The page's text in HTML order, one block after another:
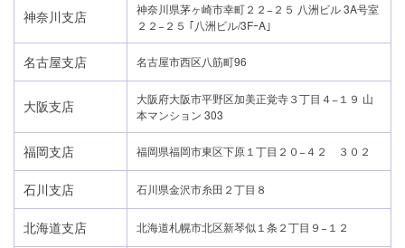
神奈川支店
神奈川県茅ヶ崎市幸町２２−２５ 八洲ビル 3A号室
２２−２５ ｢八洲ビル/3FｰA｣
名古屋支店 名古屋市西区八筋町96
大阪支店
大阪府大阪市平野区加美正覚寺３丁目４−１９ 山
本マンション 303
福岡支店 福岡県福岡市東区下原１丁目２０−４２ ３０２
石川支店 石川県金沢市糸田２丁目８
北海道支店 北海道札幌市北区新琴似１条２丁目９−１２